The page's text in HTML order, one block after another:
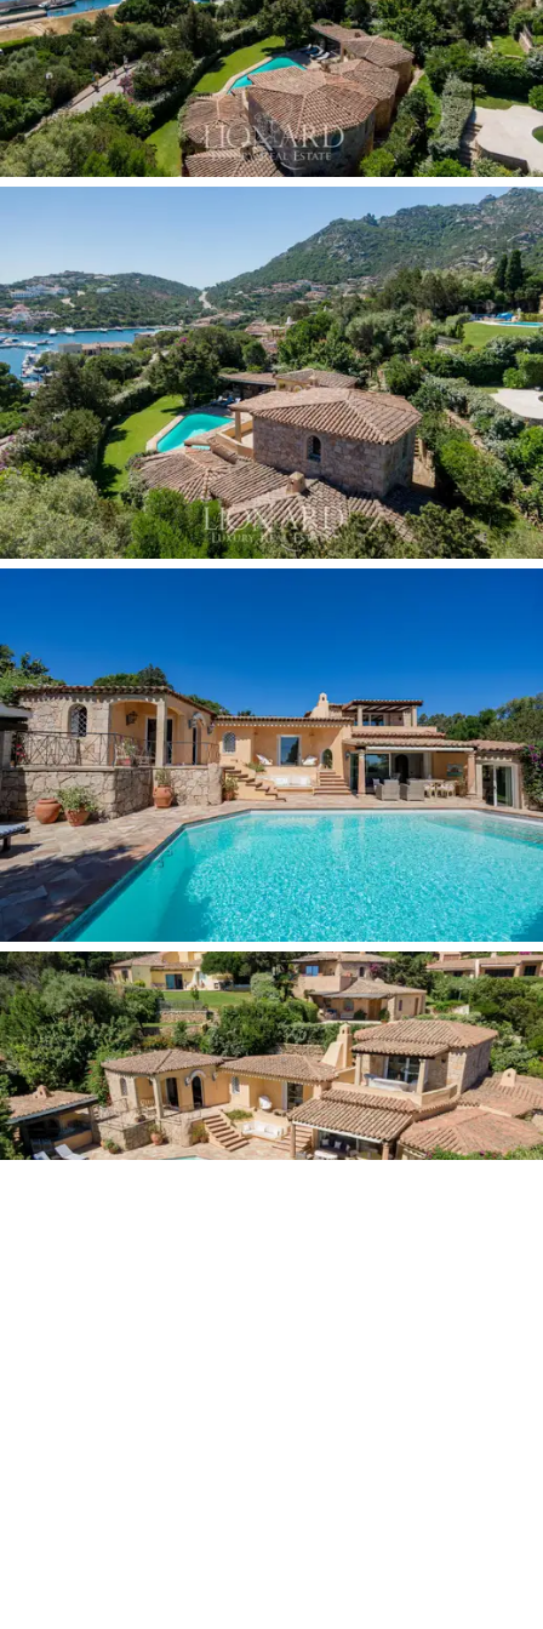
täydellisessä yksityisyydessä.
Taloa rikastaa kellari, jossa on iso vaatekaappitila,
pesutupa, työhuone ja iso kylpyhuone, kun taas piilo-ovi
johtaa virkistyshuoneeseen.
Huvilan upea 1200 neliömetrin puutarha, jossa on
täydellisesti hoidettu nurmikko ja miellyttäviä varjoisia
alueita, jotka on luotu majesteettisten korkeiden
puiden alle. Siellä on upea uima-allas
auringonottoalueella ja iso grillipaikka ulkona ruokailua
varten.
Kätevä sisäinen autotalli, johon pääsee helposti kadulta,
on lisätty tämän ylellisen kartanon loistaviin
ominaisuuksiin, jonka potentiaalia voitaisiin kehittää
edelleen käymällä uudelleen joihinkin sisätiloihin, mukaan
lukien lisärakennus ja kellari.